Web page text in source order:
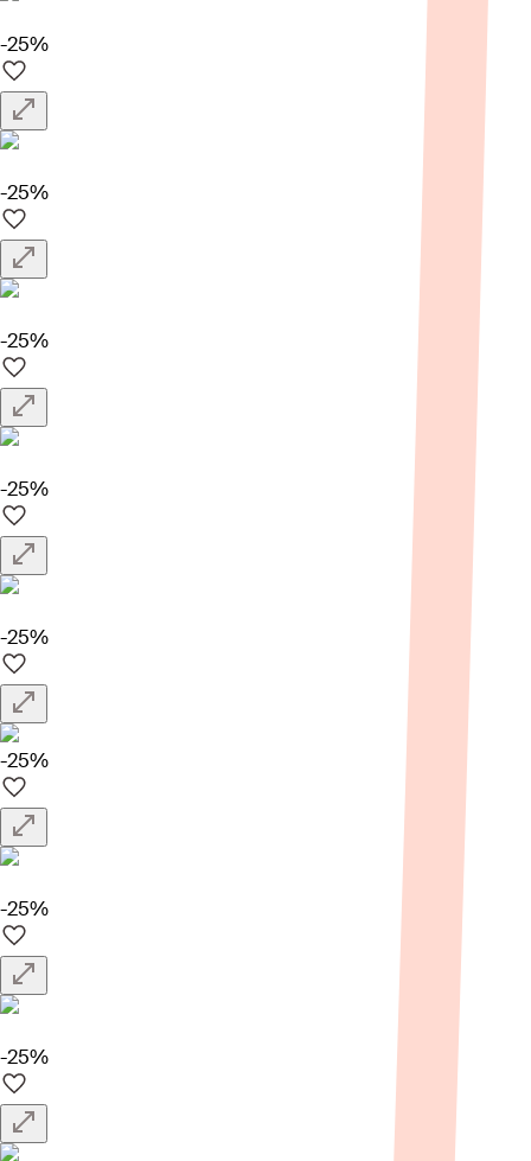
-25%
-25%
-25%
-25%
-25%
-25%
-25%
-25%